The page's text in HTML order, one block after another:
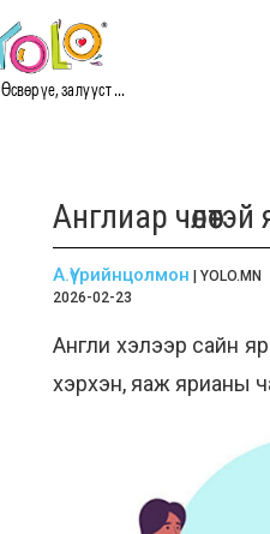
Өсвөр үе, залууст ...
Англиар
А.Үүрийнцолмон | YOLO.MN
2026-02-23
Англи хэлээр сайн
хэрхэн, яаж ярианы